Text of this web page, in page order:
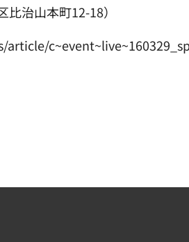
山本町12-18）